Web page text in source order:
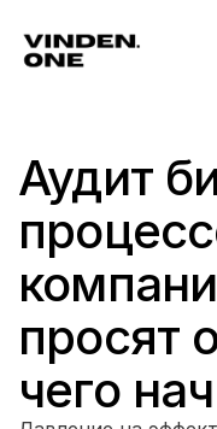
Аудит
просят
чего